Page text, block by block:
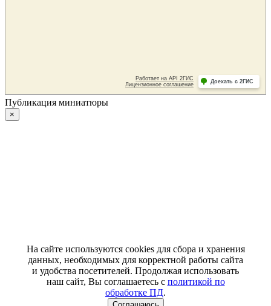
Публикация миниатюры
×
На сайте используются cookies для сбора и хранения
данных, необходимых для корректной работы сайта
и удобства посетителей. Продолжая использовать
наш сайт, Вы соглашаетесь с политикой по
обработке ПД.